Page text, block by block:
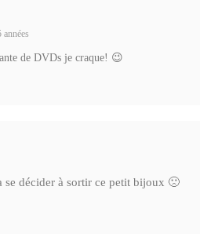
années
de DVDs je craque! 😉
se décider à sortir ce petit bijoux 🙁